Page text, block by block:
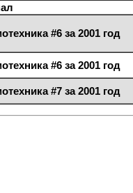
#6 за 2001 год
#6 за 2001 год
#7 за 2001 год